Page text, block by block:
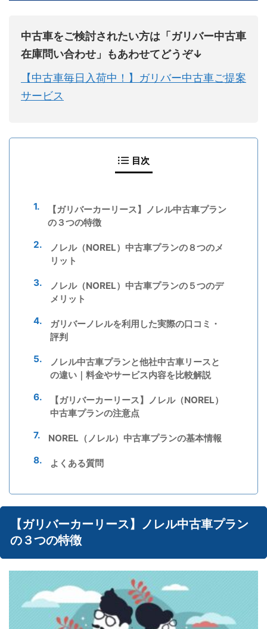
中古車をご検討されたい方は「ガリバー中古車
在庫問い合わせ」もあわせてどうぞ↓
【中古車毎日入荷中！】ガリバー中古車ご提案
サービス
目次
【ガリバーカーリース】ノレル中古車プラン
の３つの特徴
ノレル（NOREL）中古車プランの８つのメ
リット
ノレル（NOREL）中古車プランの５つのデ
メリット
ガリバーノレルを利用した実際の口コミ・
評判
ノレル中古車プランと他社中古車リースと
の違い｜料金やサービス内容を比較解説
【ガリバーカーリース】ノレル（NOREL）
中古車プランの注意点
NOREL（ノレル）中古車プランの基本情報
よくある質問
【ガリバーカーリース】ノレル中古車プラン
の３つの特徴